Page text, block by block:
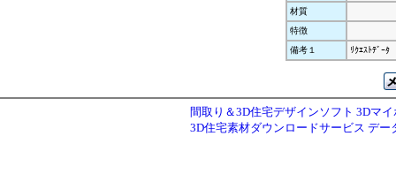
材質
特徴
備考１
ﾘｸｴｽﾄﾃﾞｰﾀ
間取り＆3D住宅デザインソフト 3Dマ
3D住宅素材ダウンロードサービス デー